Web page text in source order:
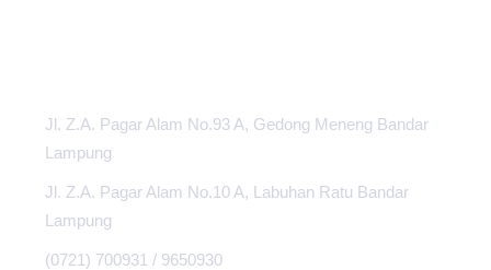
Jl. Z.A. Pagar Alam No.93 A, Gedong Meneng Bandar
Lampung
Jl. Z.A. Pagar Alam No.10 A, Labuhan Ratu Bandar
Lampung
(0721) 700931 / 9650930